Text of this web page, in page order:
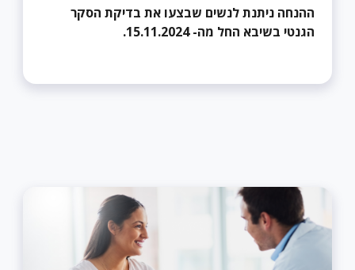
ההנחה ניתנת לנשים שבצעו את בדיקת הסקר
הגנטי בשיבא החל מה- 15.11.2024.